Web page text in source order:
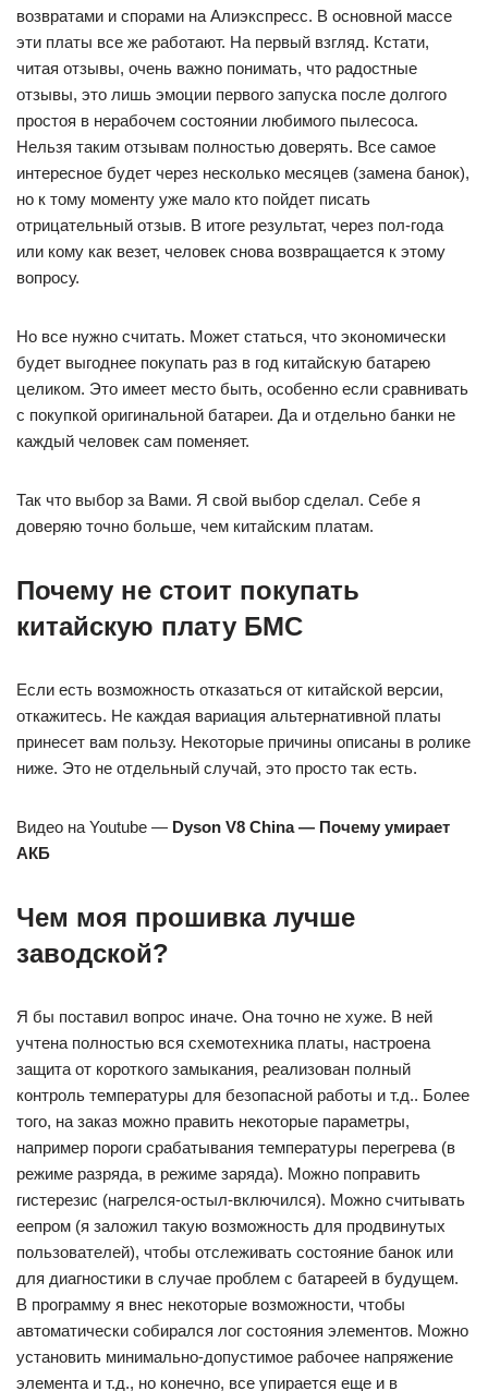
возвратами и спорами на Алиэкспресс. В основной массе
эти платы все же работают. На первый взгляд. Кстати,
читая отзывы, очень важно понимать, что радостные
отзывы, это лишь эмоции первого запуска после долгого
простоя в нерабочем состоянии любимого пылесоса.
Нельзя таким отзывам полностью доверять. Все самое
интересное будет через несколько месяцев (замена банок),
но к тому моменту уже мало кто пойдет писать
отрицательный отзыв. В итоге результат, через пол-года
или кому как везет, человек снова возвращается к этому
вопросу.
Но все нужно считать. Может статься, что экономически
будет выгоднее покупать раз в год китайскую батарею
целиком. Это имеет место быть, особенно если сравнивать
с покупкой оригинальной батареи. Да и отдельно банки не
каждый человек сам поменяет.
Так что выбор за Вами. Я свой выбор сделал. Себе я
доверяю точно больше, чем китайским платам.
Почему не стоит покупать
китайскую плату БМС
Если есть возможность отказаться от китайской версии,
откажитесь. Не каждая вариация альтернативной платы
принесет вам пользу. Некоторые причины описаны в ролике
ниже. Это не отдельный случай, это просто так есть.
Видео на Youtube — Dyson V8 China — Почему умирает
АКБ
Чем моя прошивка лучше
заводской?
Я бы поставил вопрос иначе. Она точно не хуже. В ней
учтена полностью вся схемотехника платы, настроена
защита от короткого замыкания, реализован полный
контроль температуры для безопасной работы и т.д.. Более
того, на заказ можно править некоторые параметры,
например пороги срабатывания температуры перегрева (в
режиме разряда, в режиме заряда). Можно поправить
гистерезис (нагрелся-остыл-включился). Можно считывать
еепром (я заложил такую возможность для продвинутых
пользователей), чтобы отслеживать состояние банок или
для диагностики в случае проблем с батареей в будущем.
В программу я внес некоторые возможности, чтобы
автоматически собирался лог состояния элементов. Можно
установить минимально-допустимое рабочее напряжение
элемента и т.д., но конечно, все упирается еще и в